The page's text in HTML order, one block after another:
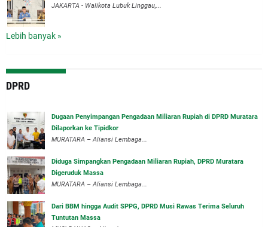
JAKARTA - Walikota Lubuk Linggau,...
Lebih banyak »
DPRD
‎Dugaan Penyimpangan Pengadaan Miliaran Rupiah di DPRD Muratara
Dilaporkan ke Tipidkor
‎MURATARA – Aliansi Lembaga...
Diduga Simpangkan Pengadaan Miliaran Rupiah, DPRD Muratara
Digeruduk Massa
‎MURATARA – Aliansi Lembaga...
Dari BBM hingga Audit SPPG, DPRD Musi Rawas Terima Seluruh
Tuntutan Massa